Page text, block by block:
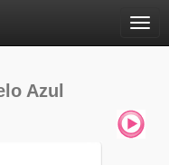
Menú
Hielo Azul
Azul